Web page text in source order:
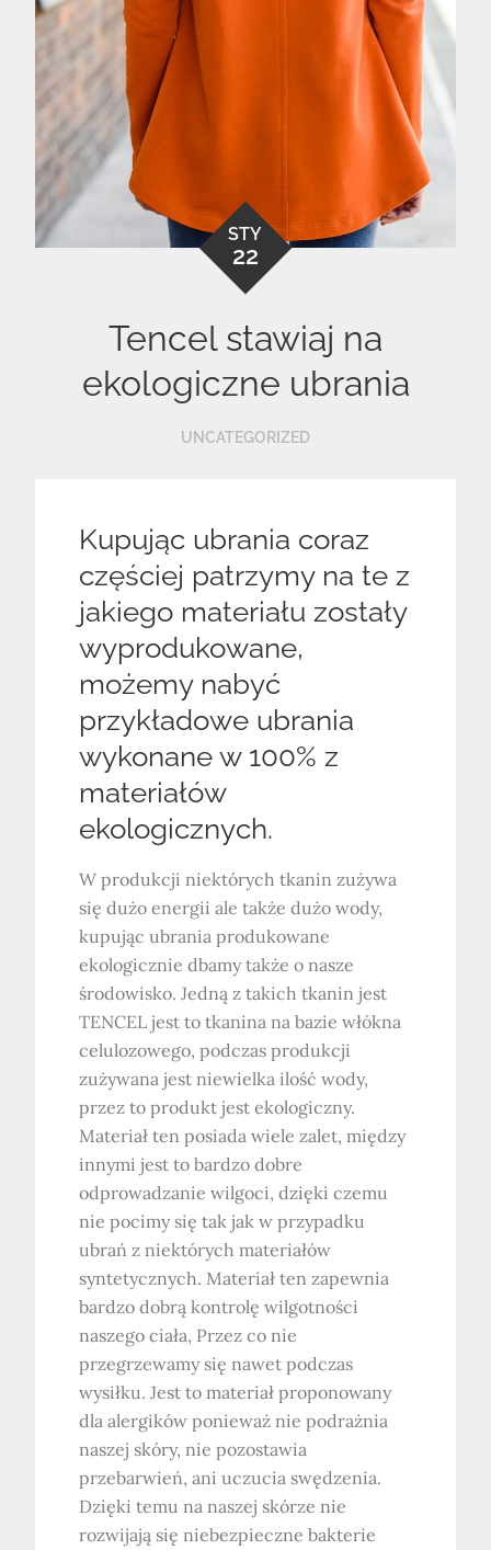
STY
22
Tencel stawiaj na
ekologiczne ubrania
UNCATEGORIZED
Kupując ubrania coraz
częściej patrzymy na te z
jakiego materiału zostały
wyprodukowane,
możemy nabyć
przykładowe ubrania
wykonane w 100% z
materiałów
ekologicznych.
W produkcji niektórych tkanin zużywa
się dużo energii ale także dużo wody,
kupując ubrania produkowane
ekologicznie dbamy także o nasze
środowisko. Jedną z takich tkanin jest
TENCEL jest to tkanina na bazie włókna
celulozowego, podczas produkcji
zużywana jest niewielka ilość wody,
przez to produkt jest ekologiczny.
Materiał ten posiada wiele zalet, między
innymi jest to bardzo dobre
odprowadzanie wilgoci, dzięki czemu
nie pocimy się tak jak w przypadku
ubrań z niektórych materiałów
syntetycznych. Materiał ten zapewnia
bardzo dobrą kontrolę wilgotności
naszego ciała, Przez co nie
przegrzewamy się nawet podczas
wysiłku. Jest to materiał proponowany
dla alergików ponieważ nie podrażnia
naszej skóry, nie pozostawia
przebarwień, ani uczucia swędzenia.
Dzięki temu na naszej skórze nie
rozwijają się niebezpieczne bakterie